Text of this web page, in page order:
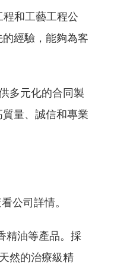
程和工藝工程公
經驗，能夠為客
多元化的合同製
量、誠信和專業
公司詳情。
精油等產品。採
然的治療級精